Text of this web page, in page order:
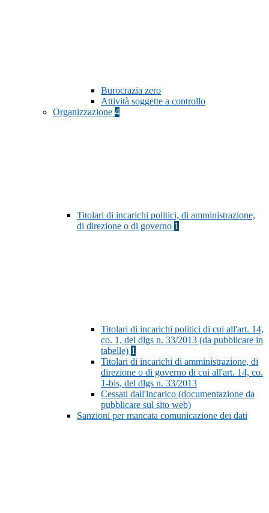
Burocrazia zero
Attività soggette a controllo
Organizzazione 4
Titolari di incarichi politici, di amministrazione,
di direzione o di governo 1
Titolari di incarichi politici di cui all'art. 14,
co. 1, del dlgs n. 33/2013 (da pubblicare in
tabelle) 1
Titolari di incarichi di amministrazione, di
direzione o di governo di cui all'art. 14, co.
1-bis, del dlgs n. 33/2013
Cessati dall'incarico (documentazione da
pubblicare sul sito web)
Sanzioni per mancata comunicazione dei dati